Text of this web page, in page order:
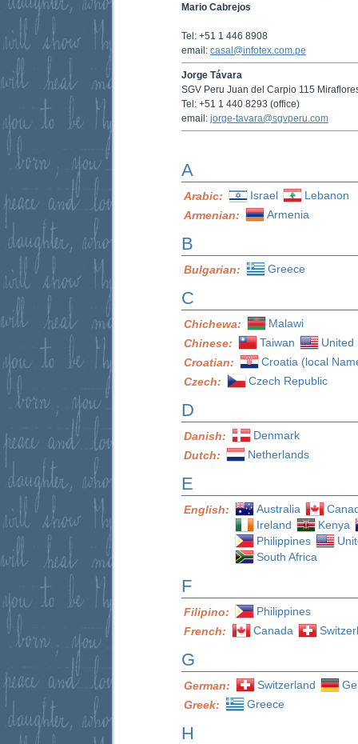
Mario Cabrejos
Tel: +51 1 446 8908
email: casal@infotex.com.pe
Jorge Távara
SGV Peru Juan del Carpio 115
Tel: +51 1 440 8293 (office)
email: jorge-tavara@sgvperu.com
A
Arabic: Israel
Lebanon
Armenian:
Armenia
B
Bulgarian: Greece
C
Chichewa:
Malawi
Chinese:
Taiwan
United
Croatian:
Croatia (local
Czech:
Czech Republic
D
Danish:
Denmark
Dutch:
Netherlands
E
English: Australia
Ireland
Kenya
Philippines
South Africa
F
Filipino:
Philippines
French:
Canada
G
German: Switzerland
Greek:
Greece
H